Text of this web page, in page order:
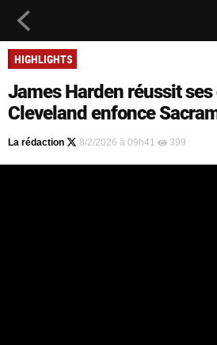
HIGHLIGHTS
James Harden réussit
Cleveland enfonce
La rédaction 8/2/2026 à 09h41 399